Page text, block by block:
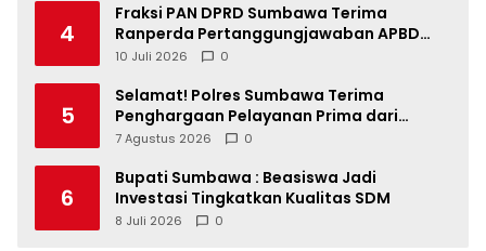
4
Fraksi PAN DPRD Sumbawa Terima
Ranperda Pertanggungjawaban APBD
2025, Soroti SILPA Rp201,68 Miliar dan
10 Juli 2026 0
5
Selamat! Polres Sumbawa Terima
Penghargaan Pelayanan Prima dari
Kapolri
7 Agustus 2026 0
6
Bupati Sumbawa : Beasiswa Jadi
Investasi Tingkatkan Kualitas SDM
8 Juli 2026 0